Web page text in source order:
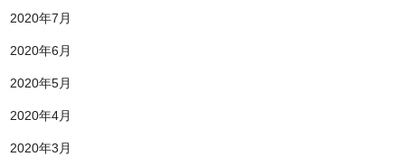
2020年7月
2020年6月
2020年5月
2020年4月
2020年3月